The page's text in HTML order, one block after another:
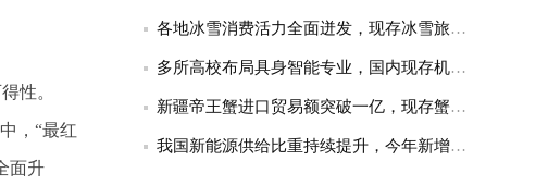
性。
，“最红
面升
3
1
在
度
各地冰雪消费活力全面迸发，现存冰雪旅游相
多所高校布局具身智能专业，国内现存机器人
新疆帝王蟹进口贸易额突破一亿，现存蟹相关
我国新能源供给比重持续提升，今年新增绿色